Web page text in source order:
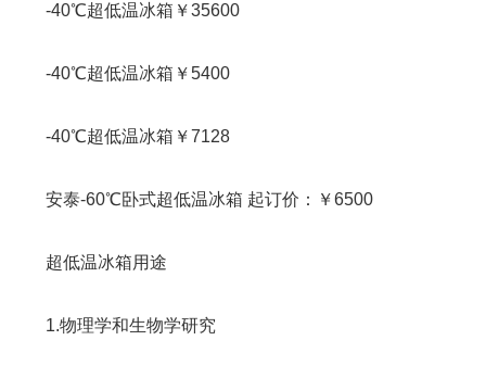
-40℃超低温冰箱￥35600
-40℃超低温冰箱￥5400
-40℃超低温冰箱￥7128
安泰-60℃卧式超低温冰箱 起订价：￥6500
超低温冰箱用途
1.物理学和生物学研究